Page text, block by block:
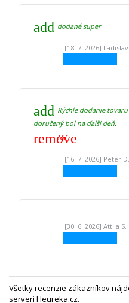
add dodané super
[18. 7. 2026]
add Rýchle dodanie
doručený bol na ďalší deň.
remove
Nič
[16. 7. 2026] Peter D.
[30. 6. 2026] Attila S.
Všetky recenzie zákazníkov
serveri Heureka.cz.